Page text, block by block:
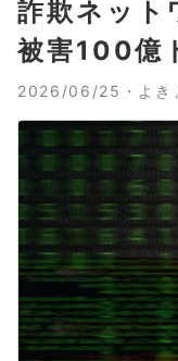
詐欺ネット
被害100億
2026/06/25・ よき